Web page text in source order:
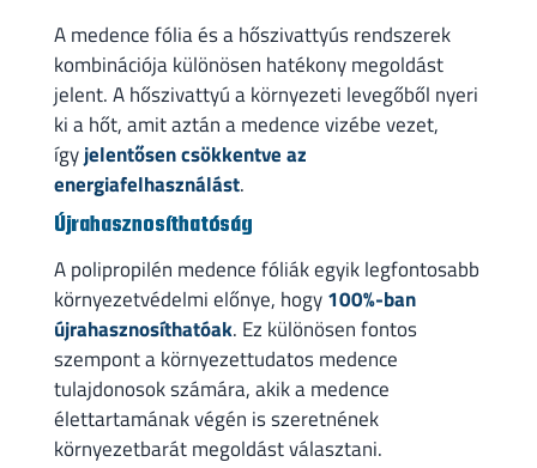
A medence fólia és a hőszivattyús rendszerek
kombinációja különösen hatékony megoldást
jelent. A hőszivattyú a környezeti levegőből nyeri
ki a hőt, amit aztán a medence vizébe vezet,
ígyjelentősen csökkentve az
energiafelhasználást.
Újrahasznosíthatóság
A polipropilén medence fóliák egyik legfontosabb
környezetvédelmi előnye, hogy100%-ban
újrahasznosíthatóak. Ez különösen fontos
szempont a környezettudatos medence
tulajdonosok számára, akik a medence
élettartamának végén is szeretnének
környezetbarát megoldást választani.